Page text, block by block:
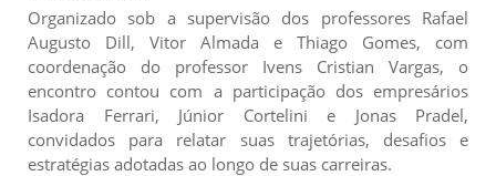
Organizado sob a supervisão dos professores Rafael
Augusto Dill, Vitor Almada e Thiago Gomes, com
coordenação do professor Ivens Cristian Vargas, o
encontro contou com a participação dos empresários
Isadora Ferrari, Júnior Cortelini e Jonas Pradel,
convidados para relatar suas trajetórias, desafios e
estratégias adotadas ao longo de suas carreiras.